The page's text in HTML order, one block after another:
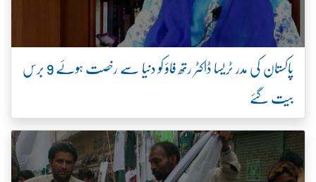
پاکستان کی مدر ٹریسا ڈاکٹر رتھ فاؤ کو دنیا سے رخصت ہوئے 9 برس
بیت گئے